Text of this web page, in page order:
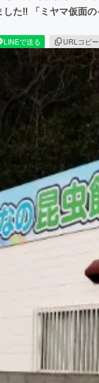
た‼ 「ミヤマ仮面
LINEで送る URLコピー